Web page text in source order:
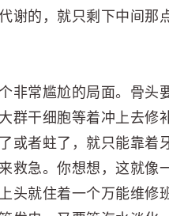
谢的，就只剩下中间那
非常尴尬的局面。骨头
群干细胞等着冲上去修
或者蛀了，就只能靠着
救急。你想想，这就像
头就住着一个万能维修